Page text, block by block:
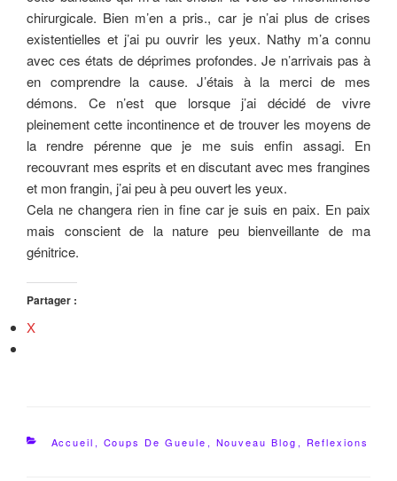
chirurgicale. Bien m’en a pris., car je n’ai plus de crises
existentielles et j’ai pu ouvrir les yeux. Nathy m’a connu
avec ces états de déprimes profondes. Je n’arrivais pas à
en comprendre la cause. J’étais à la merci de mes
démons. Ce n’est que lorsque j’ai décidé de vivre
pleinement cette incontinence et de trouver les moyens de
la rendre pérenne que je me suis enfin assagi. En
recouvrant mes esprits et en discutant avec mes frangines
et mon frangin, j’ai peu à peu ouvert les yeux.
Cela ne changera rien in fine car je suis en paix. En paix
mais conscient de la nature peu bienveillante de ma
génitrice.
Partager :
X
Catégories
Accueil , Coups De Gueule , Nouveau Blog , Reflexions